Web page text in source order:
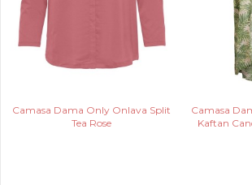
Camasa Dama Only Onlava Split
Tea Rose
Camasa
Kaftan